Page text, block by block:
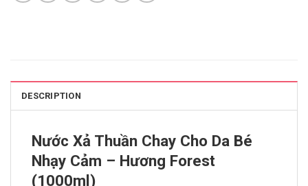
DESCRIPTION
Nước Xả Thuần Chay Cho Da Bé
Nhạy Cảm – Hương Forest
(1000ml)